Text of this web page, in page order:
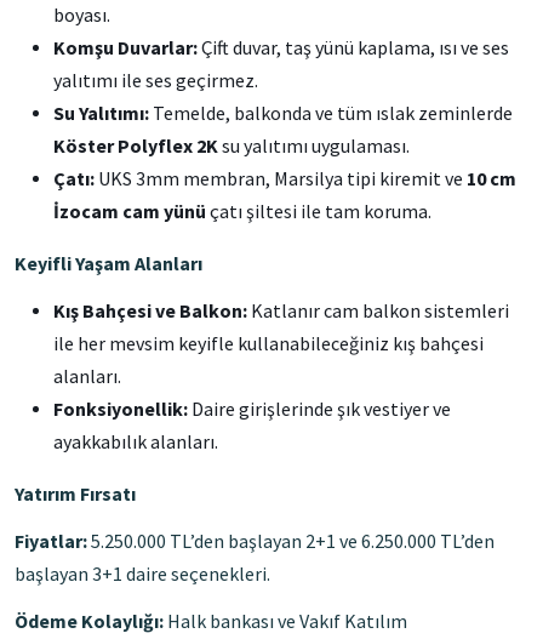
boyası.
Komşu Duvarlar:Çift duvar, taş yünü kaplama, ısı ve ses
yalıtımı ile ses geçirmez.
Su Yalıtımı: Temelde, balkonda ve tüm ıslak zeminlerde
Köster Polyflex 2K su yalıtımı uygulaması.
Çatı: UKS 3mm membran, Marsilya tipi kiremit ve 10 cm
İzocam cam yünü çatı şiltesi ile tam koruma.
Keyifli Yaşam Alanları
Kış Bahçesi ve Balkon: Katlanır cam balkon sistemleri
ile her mevsim keyifle kullanabileceğiniz kış bahçesi
alanları.
Fonksiyonellik: Daire girişlerinde şık vestiyer ve
ayakkabılık alanları.
Yatırım Fırsatı
Fiyatlar:5.250.000 TL’den başlayan 2+1 ve 6.250.000 TL’den
başlayan 3+1 daire seçenekleri.
Ödeme Kolaylığı: Halk bankası ve Vakıf Katılım